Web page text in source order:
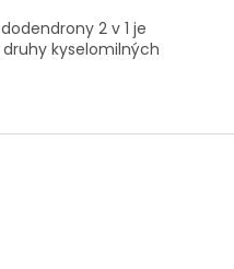
2 v 1 je
kyselomilných